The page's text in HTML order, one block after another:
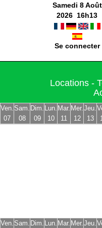
Samedi 8 Août
2026 16h13
Se connecter
Locations -
Ven.
07
Sam.
08
Dim.
09
Lun.
10
Mar.
11
Mer.
12
Jeu.
13
Ven. Sam. Dim. Lun. Mar. Mer.Jeu.